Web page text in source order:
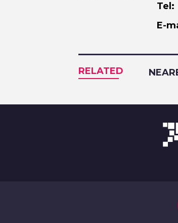
Tel:
E-
RELATED